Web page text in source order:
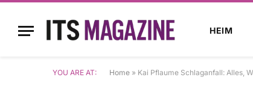
HEIM
YOU ARE AT: Home » Kai Pflaume Schlaganfall: Alles,